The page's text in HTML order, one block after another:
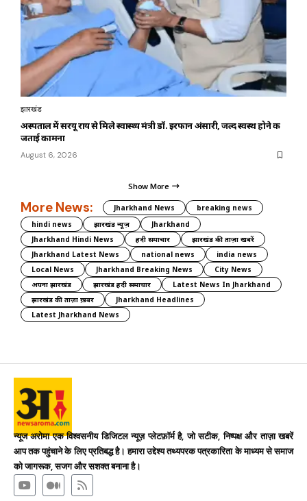
झारखंड
अस्पताल में सरयू राय से मिले स्वास्थ्य मंत्री डॉ. इरफान अंसारी, जल्द स्वस्थ होने की
जताई कामना
August 6, 2026
Show More
More News: Jharkhand News
breaking news
hindi news
झारखंड न्यूज़
Jharkhand
Jharkhand Hindi News
हिंदी समाचार
झारखंड की ताज़ा खबरें
Jharkhand Latest News
national news
india news
Local News
Jharkhand Breaking News
City News
अपना झारखंड
झारखंड हिंदी समाचार
Latest News In Jharkhand
झारखंड की ताज़ा ख़बर
Jharkhand Headlines
Latest Jharkhand News
न्यूज अरोमा एक विश्वसनीय डिजिटल न्यूज़ प्लेटफ़ॉर्म है, जो सटीक, निष्पक्ष और ताज़ा खबरें
आप तक पहुंचाने के लिए प्रतिबद्ध है। हमारा उद्देश्य तथ्यपरक पत्रकारिता के माध्यम से समाज
को जागरूक, सजग और सशक्त बनाना है।